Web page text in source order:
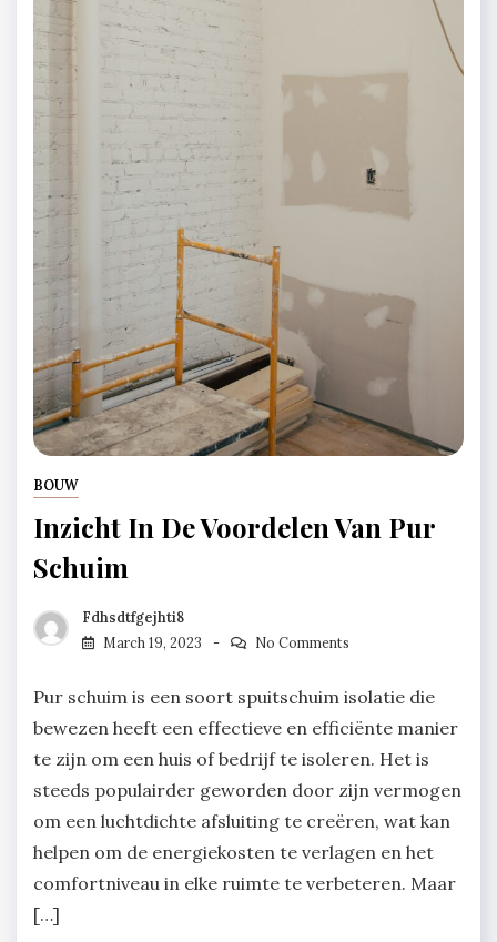
BOUW
Inzicht In De Voordelen Van Pur
Schuim
Fdhsdtfgejhti8
March 19, 2023
No Comments
Pur schuim is een soort spuitschuim isolatie die
bewezen heeft een effectieve en efficiënte manier
te zijn om een huis of bedrijf te isoleren. Het is
steeds populairder geworden door zijn vermogen
om een luchtdichte afsluiting te creëren, wat kan
helpen om de energiekosten te verlagen en het
comfortniveau in elke ruimte te verbeteren. Maar
[…]